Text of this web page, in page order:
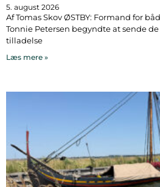
5. august 2026
Af Tomas Skov ØSTBY: Formand for
Tonnie Petersen begyndte at sende
tilladelse
Læs mere »